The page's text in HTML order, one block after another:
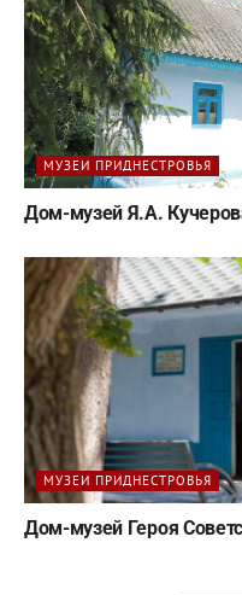
МУЗЕИ ПРИДНЕСТРОВЬЯ
Дом-музей Я.А.
МУЗЕИ ПРИДНЕСТРОВЬЯ
Дом-музей Героя